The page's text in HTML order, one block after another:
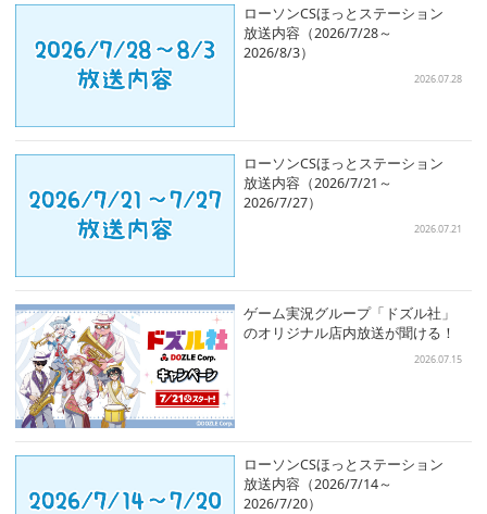
ローソンCSほっとステーション
放送内容（2026/7/28～
2026/8/3）
2026.07.28
ローソンCSほっとステーション
放送内容（2026/7/21～
2026/7/27）
2026.07.21
ゲーム実況グループ「ドズル社」
のオリジナル店内放送が聞ける！
2026.07.15
ローソンCSほっとステーション
放送内容（2026/7/14～
2026/7/20）